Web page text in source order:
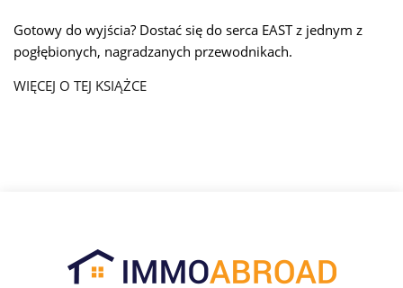
Gotowy do wyjścia? Dostać się do serca EAST z jednym z
pogłębionych, nagradzanych przewodnikach.
WIĘCEJ O TEJ KSIĄŻCE